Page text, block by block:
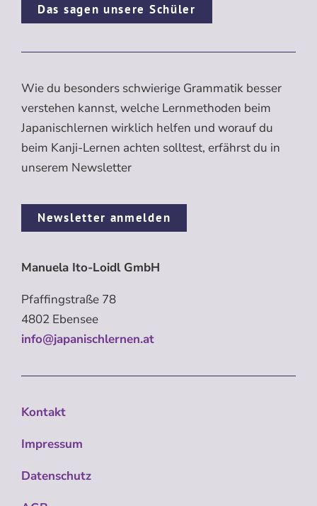
Das sagen unsere Schüler
Wie du besonders schwierige Grammatik besser
verstehen kannst, welche Lernmethoden beim
Japanischlernen wirklich helfen und worauf du
beim Kanji-Lernen achten solltest, erfährst du in
unserem Newsletter
Newsletter anmelden
Manuela Ito-Loidl GmbH
Pfaffingstraße 78
4802 Ebensee
info@japanischlernen.at
Kontakt
Impressum
Datenschutz